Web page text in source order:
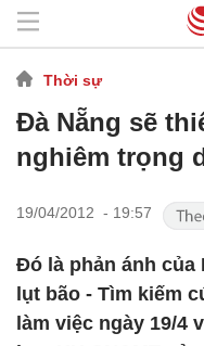
Thời sự
Đà Nẵng sẽ
nghiêm trọng
19/04/2012 - 19:57
Đó là phản ánh của
lụt bão - Tìm kiếm
làm việc ngày 19/4